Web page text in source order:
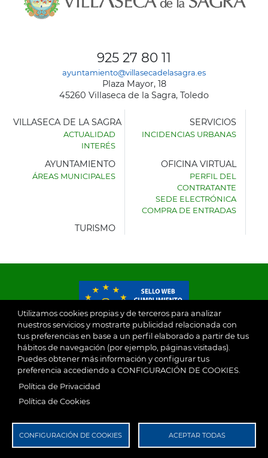
Utilizamos cookies propias y de terceros para analizar
nuestros servicios y mostrarte publicidad relacionada con
tus preferencias en base a un perfil elaborado a partir de tus
hábitos de navegación (por ejemplo, páginas visitadas).
Puedes obtener más información y configurar tus
preferencia accediendo a CONFIGURACIÓN DE COOKIES.
Política de Privacidad
Política de Cookies
CONFIGURACIÓN DE COOKIES ACEPTAR TODAS
925 27 80 11
ayuntamiento@villasecadelasagra.es
Plaza Mayor, 18
45260 Villaseca de la Sagra, Toledo
AYUNTAMIENTO
VILLASECA DE LA SAGRA
ACTUALIDAD
INTERÉS
SERVICIOS
INCIDENCIAS URBANAS
AYUNTAMIENTO
ÁREAS MUNICIPALES
OFICINA VIRTUAL
PERFIL DEL
CONTRATANTE
SEDE ELECTRÓNICA
COMPRA DE ENTRADAS
TURISMO
© 2026
Ayuntamiento de Villaseca de la Sagra Aviso Legal